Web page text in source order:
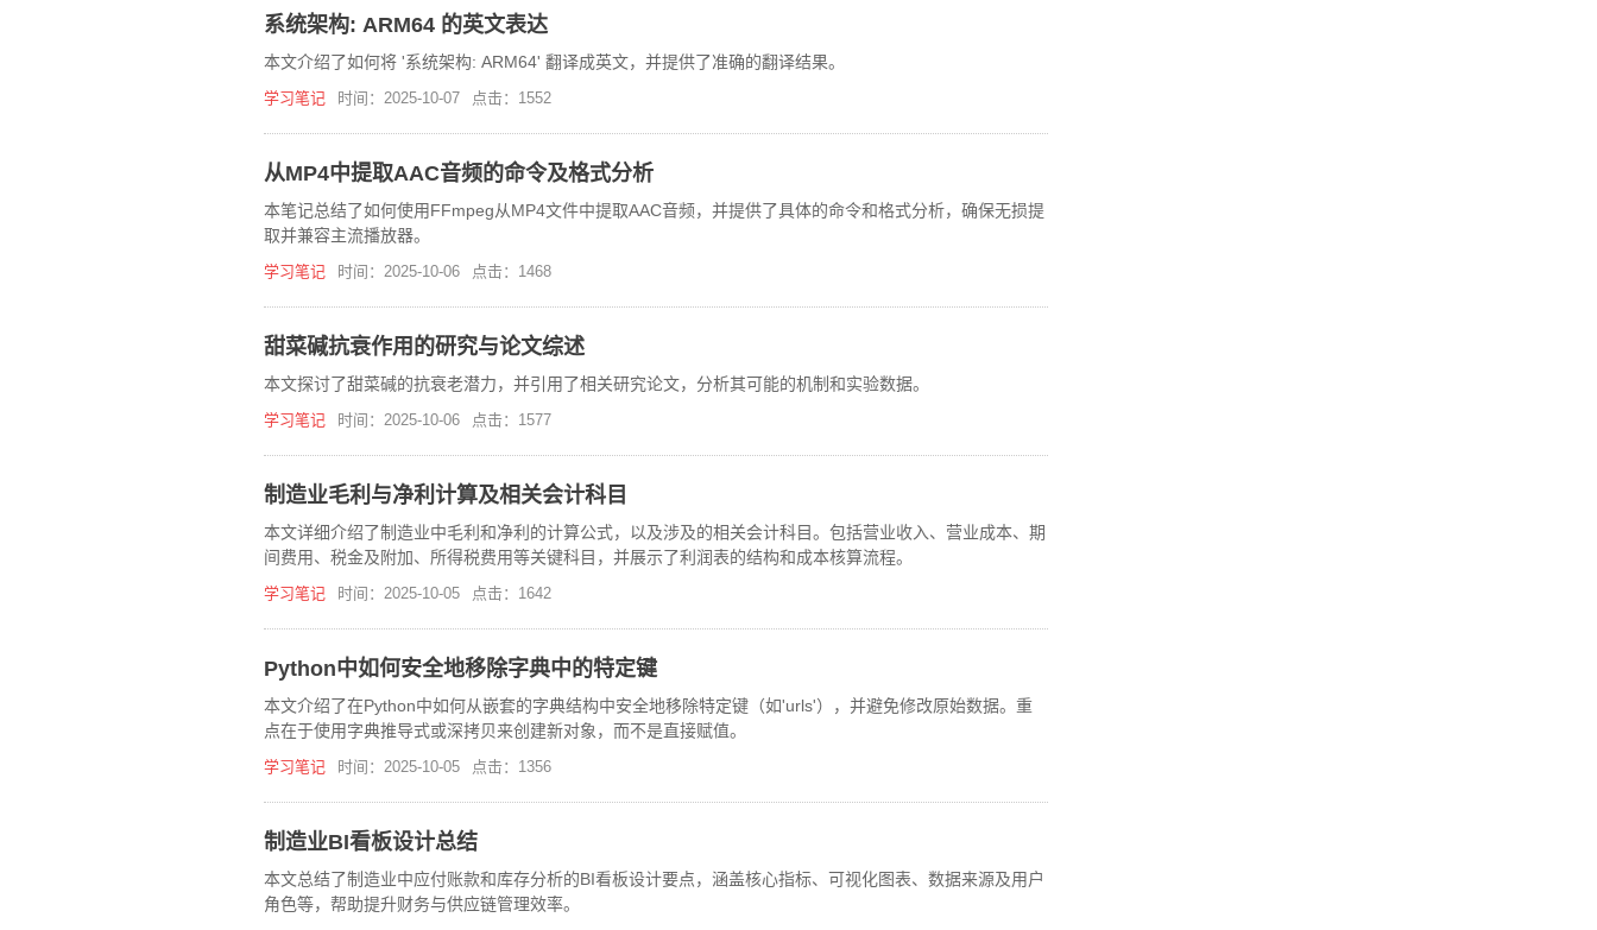
系统架构: ARM64 的英文表达
本文介绍了如何将 '系统架构: ARM64' 翻译成英文，并提供了准确的翻译结果。
学习笔记 时间：2025-10-07 点击：1552
从MP4中提取AAC音频的命令及格式分析
本笔记总结了如何使用FFmpeg从MP4文件中提取AAC音频，并提供了具体的命令和格式分析，确保无损提
取并兼容主流播放器。
学习笔记 时间：2025-10-06 点击：1468
甜菜碱抗衰作用的研究与论文综述
本文探讨了甜菜碱的抗衰老潜力，并引用了相关研究论文，分析其可能的机制和实验数据。
学习笔记 时间：2025-10-06 点击：1577
制造业毛利与净利计算及相关会计科目
本文详细介绍了制造业中毛利和净利的计算公式，以及涉及的相关会计科目。包括营业收入、营业成本、期
间费用、税金及附加、所得税费用等关键科目，并展示了利润表的结构和成本核算流程。
学习笔记 时间：2025-10-05 点击：1642
Python中如何安全地移除字典中的特定键
本文介绍了在Python中如何从嵌套的字典结构中安全地移除特定键（如'urls'），并避免修改原始数据。重
点在于使用字典推导式或深拷贝来创建新对象，而不是直接赋值。
学习笔记 时间：2025-10-05 点击：1356
制造业BI看板设计总结
本文总结了制造业中应付账款和库存分析的BI看板设计要点，涵盖核心指标、可视化图表、数据来源及用户
角色等，帮助提升财务与供应链管理效率。